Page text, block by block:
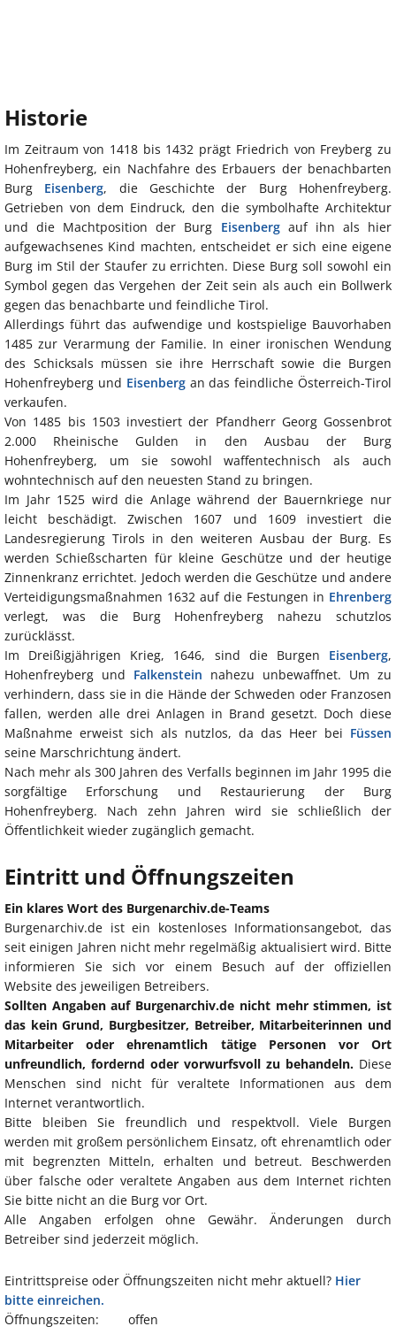
Historie
Im Zeitraum von 1418 bis 1432 prägt Friedrich von Freyberg zu
Hohenfreyberg, ein Nachfahre des Erbauers der benachbarten
Burg Eisenberg, die Geschichte der Burg Hohenfreyberg.
Getrieben von dem Eindruck, den die symbolhafte Architektur
und die Machtposition der Burg Eisenbergauf ihn als hier
aufgewachsenes Kind machten, entscheidet er sich eine eigene
Burg im Stil der Staufer zu errichten. Diese Burg soll sowohl ein
Symbol gegen das Vergehen der Zeit sein als auch ein Bollwerk
gegen das benachbarte und feindliche Tirol.
Allerdings führt das aufwendige und kostspielige Bauvorhaben
1485 zur Verarmung der Familie. In einer ironischen Wendung
des Schicksals müssen sie ihre Herrschaft sowie die Burgen
Hohenfreyberg und Eisenbergan das feindliche Österreich-Tirol
verkaufen.
Von 1485 bis 1503 investiert der Pfandherr Georg Gossenbrot
2.000 Rheinische Gulden in den Ausbau der Burg
Hohenfreyberg, um sie sowohl waffentechnisch als auch
wohntechnisch auf den neuesten Stand zu bringen.
Im Jahr 1525 wird die Anlage während der Bauernkriege nur
leicht beschädigt. Zwischen 1607 und 1609 investiert die
Landesregierung Tirols in den weiteren Ausbau der Burg. Es
werden Schießscharten für kleine Geschütze und der heutige
Zinnenkranz errichtet. Jedoch werden die Geschütze und andere
Verteidigungsmaßnahmen 1632 auf die Festungen in Ehrenberg
verlegt, was die Burg Hohenfreyberg nahezu schutzlos
zurücklässt.
Im Dreißigjährigen Krieg, 1646, sind die Burgen Eisenberg,
Hohenfreyberg und Falkenstein nahezu unbewaffnet. Um zu
verhindern, dass sie in die Hände der Schweden oder Franzosen
fallen, werden alle drei Anlagen in Brand gesetzt. Doch diese
Maßnahme erweist sich als nutzlos, da das Heer bei Füssen
seine Marschrichtung ändert.
Nach mehr als 300 Jahren des Verfalls beginnen im Jahr 1995 die
sorgfältige Erforschung und Restaurierung der Burg
Hohenfreyberg. Nach zehn Jahren wird sie schließlich der
Öffentlichkeit wieder zugänglich gemacht.
Eintritt und Öffnungszeiten
Ein klares Wort des Burgenarchiv.de-Teams
Burgenarchiv.de ist ein kostenloses Informationsangebot, das
seit einigen Jahren nicht mehr regelmäßig aktualisiert wird. Bitte
informieren Sie sich vor einem Besuch auf der offiziellen
Website des jeweiligen Betreibers.
Sollten Angaben auf Burgenarchiv.de nicht mehr stimmen, ist
das kein Grund, Burgbesitzer, Betreiber, Mitarbeiterinnen und
Mitarbeiter oder ehrenamtlich tätige Personen vor Ort
unfreundlich, fordernd oder vorwurfsvoll zu behandeln. Diese
Menschen sind nicht für veraltete Informationen aus dem
Internet verantwortlich.
Bitte bleiben Sie freundlich und respektvoll. Viele Burgen
werden mit großem persönlichem Einsatz, oft ehrenamtlich oder
mit begrenzten Mitteln, erhalten und betreut. Beschwerden
über falsche oder veraltete Angaben aus dem Internet richten
Sie bitte nicht an die Burg vor Ort.
Alle Angaben erfolgen ohne Gewähr. Änderungen durch
Betreiber sind jederzeit möglich.
Eintrittspreise oder Öffnungszeiten nicht mehr aktuell? Hier
bitte einreichen.
Öffnungszeiten:
offen